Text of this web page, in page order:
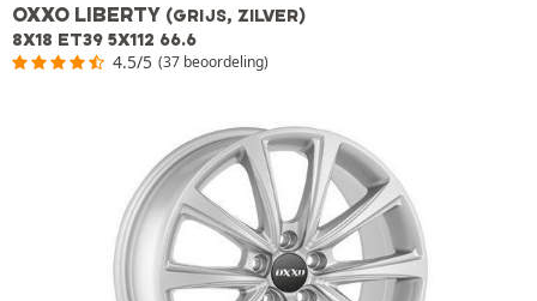
OXXO LIBERTY (GRIJS, ZILVER)
8X18 ET39 5X112 66.6
4.5/5 (37 beoordeling)